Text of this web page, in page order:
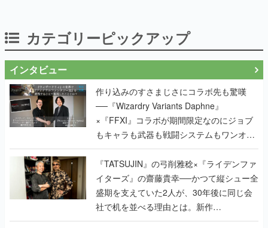
カテゴリーピックアップ
インタビュー
作り込みのすさまじさにコラボ先も驚嘆
──『Wizardry Variants Daphne』
×『FFXI』コラボが期間限定なのにジョブ
もキャラも武器も戦闘システムもワンオフ
で作り込まれた理由を両ディレクターに聞
く
『TATSUJIN』の弓削雅稔×『ライデンファ
イターズ』の齋藤貴幸──かつて縦シュー全
盛期を支えていた2人が、30年後に同じ会
社で机を並べる理由とは。新作
『TATSUJIN EXTREME』で初タッグを組